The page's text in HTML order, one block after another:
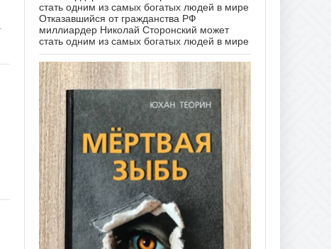
Отказавшийся от гражданства РФ
миллиардер Николай Сторонский может
стать одним из самых богатых людей в мире